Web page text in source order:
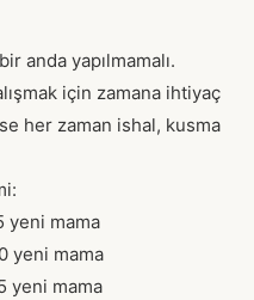
anda yapılmamalı.
için zamana ihtiyaç
her zaman ishal, kusma
yeni mama
yeni mama
yeni mama